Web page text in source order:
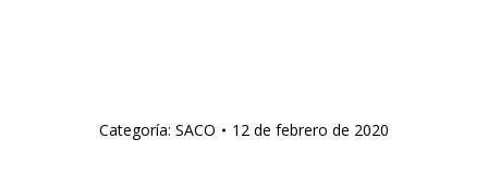
Categoría: SACO 12 de febrero de 2020